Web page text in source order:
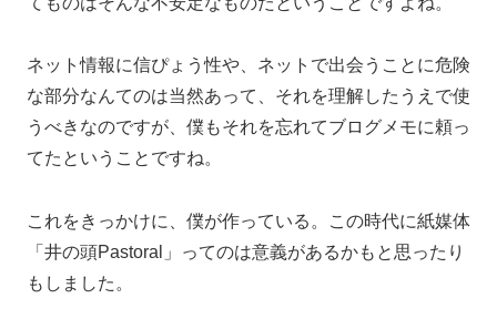
ネット情報に信ぴょう性や、ネットで出会うことに危険
な部分なんてのは当然あって、それを理解したうえで使
うべきなのですが、僕もそれを忘れてブログメモに頼っ
てたということですね。
これをきっかけに、僕が作っている。この時代に紙媒体
「井の頭Pastoral」ってのは意義があるかもと思ったり
もしました。